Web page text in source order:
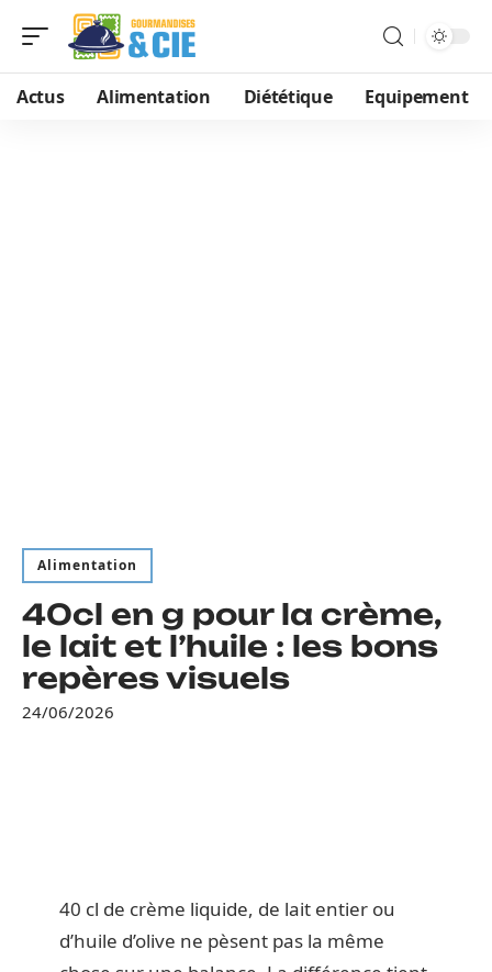
Actus Alimentation Diététique Equipement
Alimentation
40cl en g pour la crème,
le lait et l’huile : les bons
repères visuels
24/06/2026
40 cl de crème liquide, de lait entier ou
d’huile d’olive ne pèsent pas la même